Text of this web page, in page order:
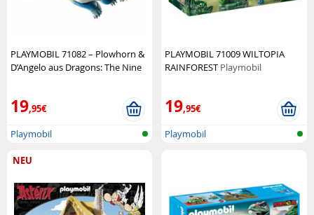
PLAYMOBIL 71082 – Plowhorn &
D’Angelo aus Dragons: The Nine
19,95€
Playmobil
PLAYMOBIL 71009 WILTOPIA
RAINFOREST Playmobil
19,95€
Playmobil
NEU